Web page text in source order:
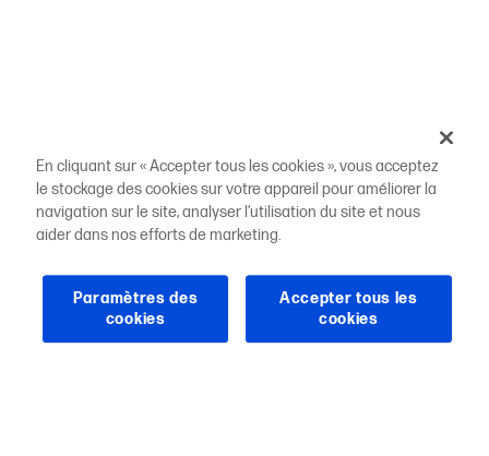
En cliquant sur « Accepter tous les cookies », vous acceptez
le stockage des cookies sur votre appareil pour améliorer la
navigation sur le site, analyser l’utilisation du site et nous
aider dans nos efforts de marketing.
Paramètres des
cookies
Accepter tous les
cookies